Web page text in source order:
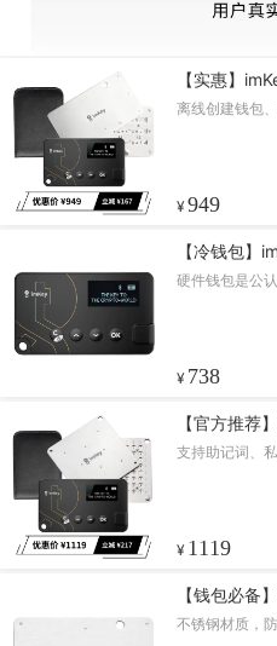
【实惠】
离线创建钱包
¥949
【冷钱包】
资产保管工具
硬件钱包是公
¥ 738
【官方推荐
法
支持助记词、
¥ 1119
【钱包必备
更可靠
不锈钢材质，